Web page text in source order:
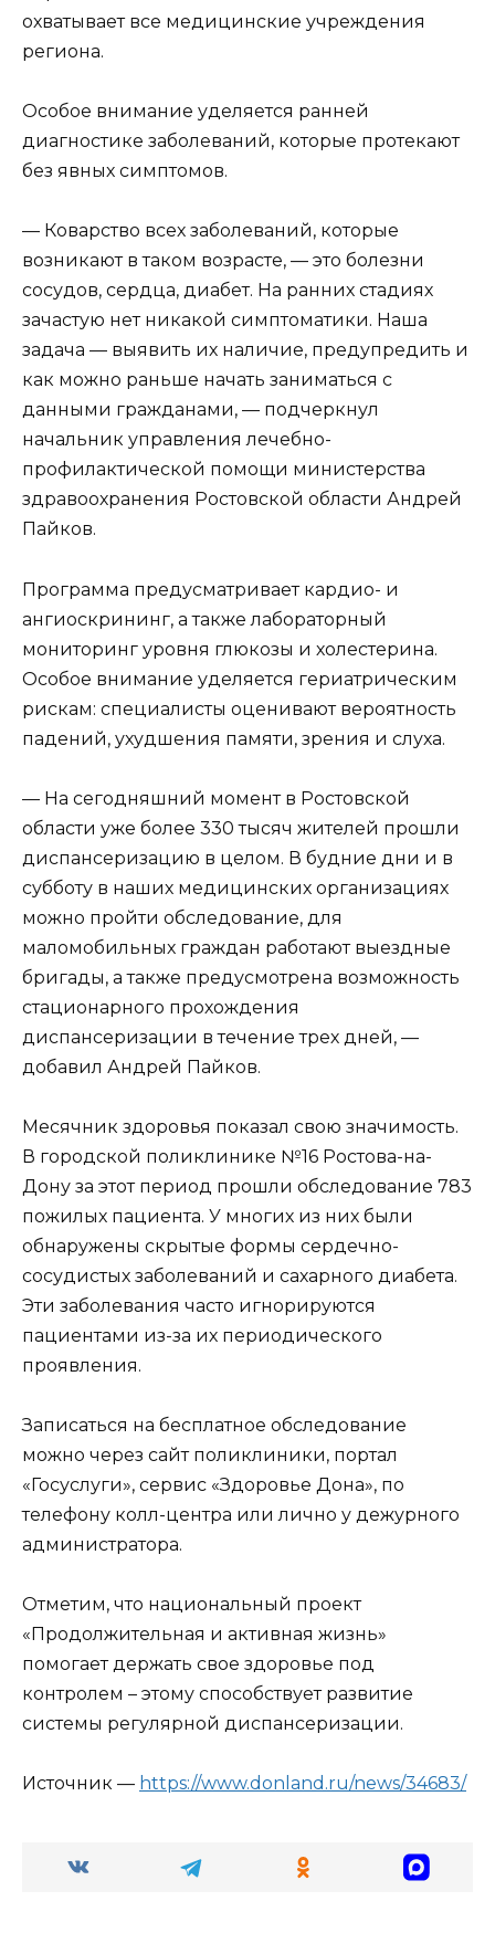
охватывает все медицинские учреждения
региона.
Особое внимание уделяется ранней
диагностике заболеваний, которые протекают
без явных симптомов.
— Коварство всех заболеваний, которые
возникают в таком возрасте, — это болезни
сосудов, сердца, диабет. На ранних стадиях
зачастую нет никакой симптоматики. Наша
задача — выявить их наличие, предупредить и
как можно раньше начать заниматься с
данными гражданами, — подчеркнул
начальник управления лечебно-
профилактической помощи министерства
здравоохранения Ростовской области Андрей
Пайков.
Программа предусматривает кардио- и
ангиоскрининг, а также лабораторный
мониторинг уровня глюкозы и холестерина.
Особое внимание уделяется гериатрическим
рискам: специалисты оценивают вероятность
падений, ухудшения памяти, зрения и слуха.
— На сегодняшний момент в Ростовской
области уже более 330 тысяч жителей прошли
диспансеризацию в целом. В будние дни и в
субботу в наших медицинских организациях
можно пройти обследование, для
маломобильных граждан работают выездные
бригады, а также предусмотрена возможность
стационарного прохождения
диспансеризации в течение трех дней, —
добавил Андрей Пайков.
Месячник здоровья показал свою значимость.
В городской поликлинике №16 Ростова-на-
Дону за этот период прошли обследование 783
пожилых пациента. У многих из них были
обнаружены скрытые формы сердечно-
сосудистых заболеваний и сахарного диабета.
Эти заболевания часто игнорируются
пациентами из-за их периодического
проявления.
Записаться на бесплатное обследование
можно через сайт поликлиники, портал
«Госуслуги», сервис «Здоровье Дона», по
телефону колл-центра или лично у дежурного
администратора.
Отметим, что национальный проект
«Продолжительная и активная жизнь»
помогает держать свое здоровье под
контролем – этому способствует развитие
системы регулярной диспансеризации.
Источник — https://www.donland.ru/news/34683/